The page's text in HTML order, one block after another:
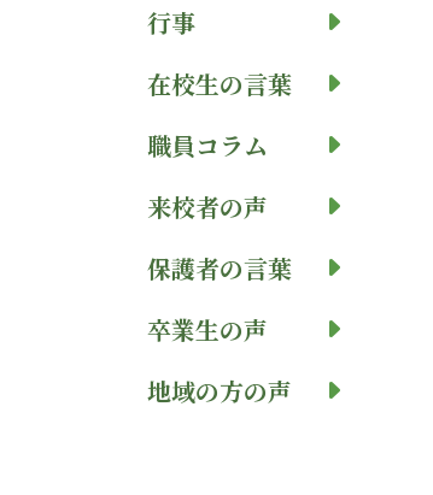
行事
在校生の言葉
職員コラム
来校者の声
保護者の言葉
卒業生の声
地域の方の声